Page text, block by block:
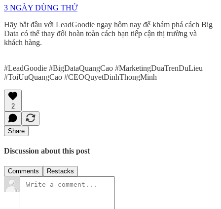
3 NGÀY DÙNG THỬ
Hãy bắt đầu với LeadGoodie ngay hôm nay để khám phá cách Big
Data có thể thay đổi hoàn toàn cách bạn tiếp cận thị trường và
khách hàng.
#LeadGoodie #BigDataQuangCao #MarketingDuaTrenDuLieu
#ToiUuQuangCao #CEOQuyetDinhThongMinh
2
Share
Discussion about this post
Comments Restacks